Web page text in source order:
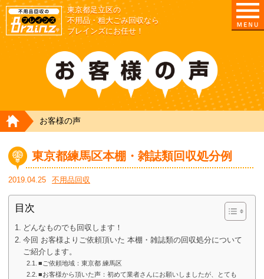
東京都足立区の
不用品・粗大ごみ回収なら
ブレインズにお任せ！
HOME
お客様の声
東京都練馬区本棚・雑誌類回収処分例
2019.04.25 不用品回収
目次
どんなものでも回収します！
今回 お客様よりご依頼頂いた 本棚・雑誌類の回収処分について
ご紹介します。
■ご依頼地域：東京都 練馬区
■お客様から頂いた声：初めて業者さんにお願いしましたが、とても